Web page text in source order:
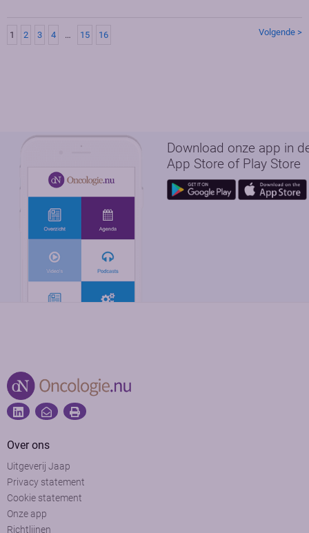
1 2 3 4 … 15 16 Volgende >
Download onze app in
App Store of Play Store
Over ons
Uitgeverij Jaap
Privacy statement
Cookie statement
Onze app
Richtlijnen